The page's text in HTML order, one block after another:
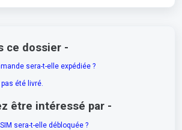
ce dossier -
sera-t-elle expédiée ?
été livré.
être intéressé par -
sera-t-elle débloquée ?